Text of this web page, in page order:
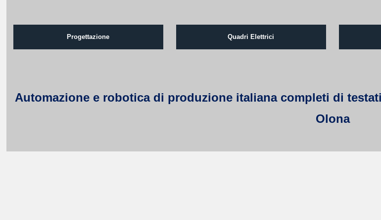
Progettazione Quadri Elettrici
Automazione e robotica di produzione italiana completi di
Olona